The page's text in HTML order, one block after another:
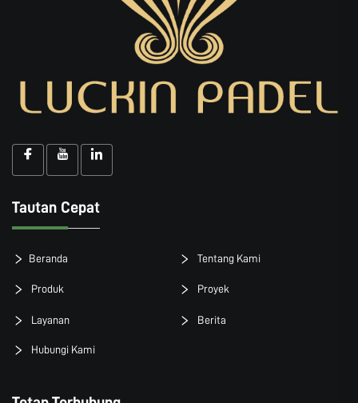
Tautan Cepat
Beranda Tentang Kami
Produk Proyek
Layanan Berita
Hubungi Kami